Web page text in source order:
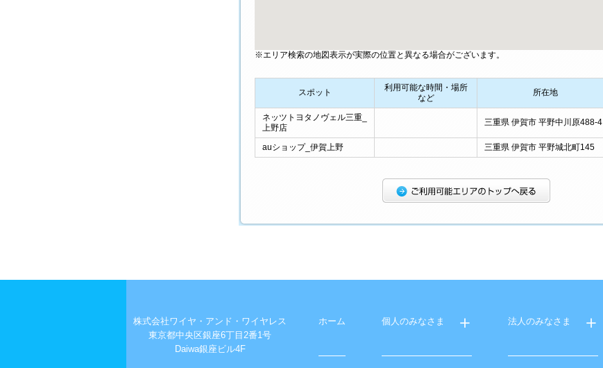
※エリア検索の地図表示が実際の位置と異なる場合がございます。
スポット
利用可能な時間・場所
など
所在地
ネッツトヨタノヴェル三重_
上野店
三重県 伊賀市 平野中川原488-4
auショップ_伊賀上野 三重県 伊賀市 平野城北町145